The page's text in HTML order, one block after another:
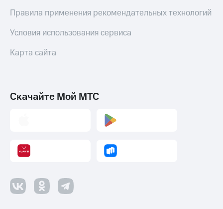
Правила применения рекомендательных технологий
Условия использования сервиса
Карта сайта
Скачайте Мой МТС